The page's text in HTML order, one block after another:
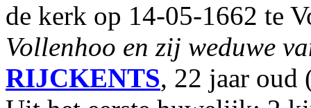
de kerk op 14-05-1662 te
Vollenhoo en zij weduwe
RIJCKENTS, 22 jaar oud